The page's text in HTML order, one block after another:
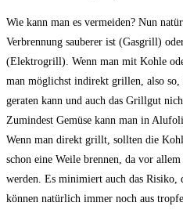
Wie kann man es vermeiden? Nun
Verbrennung sauberer ist (Gasgrill)
(Elektrogrill). Wenn man mit Kohle
man möglichst indirekt grillen, also so,
geraten kann und auch das Grillgut
Zumindest Gemüse kann man in
Wenn man direkt grillt, sollten die
schon eine Weile brennen, da vor
werden. Es minimiert auch das Risiko,
können natürlich immer noch aus